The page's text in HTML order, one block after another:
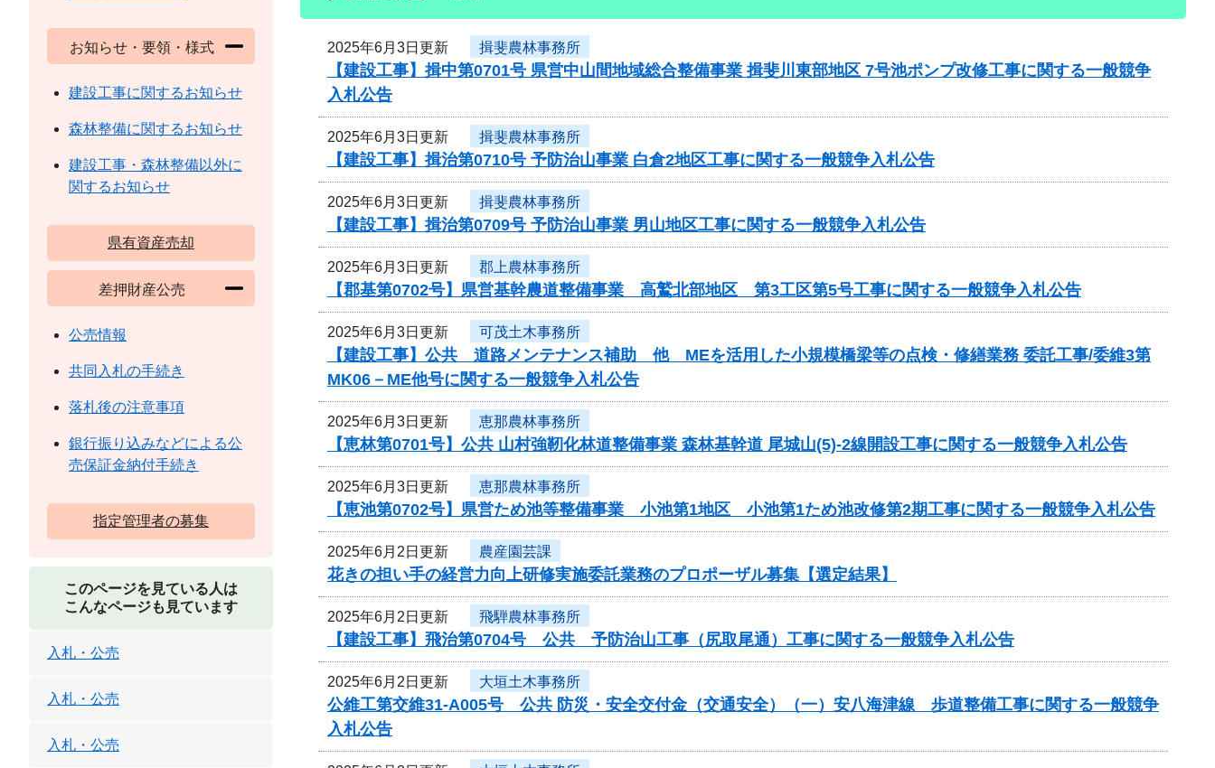
2025年6月3日更新 揖斐農林事務所
【建設工事】揖中第0701号 県営中山間地域総合整備事業 揖斐川東部地区 7号池ポンプ改修工事に関する一般競争
入札公告
2025年6月3日更新 揖斐農林事務所
【建設工事】揖治第0710号 予防治山事業 白倉2地区工事に関する一般競争入札公告
2025年6月3日更新 揖斐農林事務所
【建設工事】揖治第0709号 予防治山事業 男山地区工事に関する一般競争入札公告
2025年6月3日更新 郡上農林事務所
【郡基第0702号】県営基幹農道整備事業 高鷲北部地区 第3工区第5号工事に関する一般競争入札公告
2025年6月3日更新 可茂土木事務所
【建設工事】公共 道路メンテナンス補助 他 MEを活用した小規模橋梁等の点検・修繕業務 委託工事/委維3第
MK06－ME他号に関する一般競争入札公告
2025年6月3日更新 恵那農林事務所
【恵林第0701号】公共 山村強靭化林道整備事業 森林基幹道 尾城山(5)-2線開設工事に関する一般競争入札公告
2025年6月3日更新 恵那農林事務所
【恵池第0702号】県営ため池等整備事業 小池第1地区 小池第1ため池改修第2期工事に関する一般競争入札公告
2025年6月2日更新 農産園芸課
花きの担い手の経営力向上研修実施委託業務のプロポーザル募集【選定結果】
2025年6月2日更新 飛騨農林事務所
【建設工事】飛治第0704号 公共 予防治山工事（尻取尾通）工事に関する一般競争入札公告
2025年6月2日更新 大垣土木事務所
公維工第交維31-A005号 公共 防災・安全交付金（交通安全）（一）安八海津線 歩道整備工事に関する一般競争
入札公告
お知らせ・要領・様式
建設工事に関するお知らせ
森林整備に関するお知らせ
建設工事・森林整備以外に
関するお知らせ
県有資産売却
差押財産公売
公売情報
共同入札の手続き
落札後の注意事項
銀行振り込みなどによる公
売保証金納付手続き
指定管理者の募集
このページを見ている人は
こんなページも見ています
入札・公売
入札・公売
入札・公売